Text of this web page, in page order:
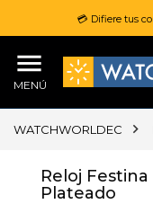
💳 Difiere tus
MENÚ
WATCHWORLDEC
Reloj Festina
Plateado